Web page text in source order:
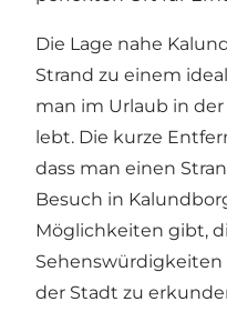
Die Lage nahe
Strand zu einem
man im Urlaub in
lebt. Die kurze
dass man einen
Besuch in
Möglichkeiten gibt,
der Stadt zu